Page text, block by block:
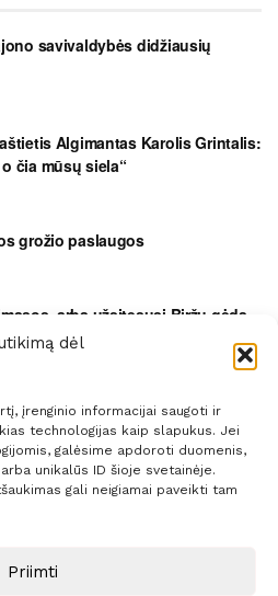
dėl
įrenginio informacijai saugoti ir
technologijas kaip slapukus. Jei
galėsime apdoroti duomenis,
unikalūs ID šioje svetainėje.
gali neigiamai paveikti tam
Priimti
savivaldybės didžiausių
Algimantas Karolis Grintalis:
čia mūsų siela“
grožio paslaugos
arba užsitęsusi Biržų gėda
Taisyklės Kontaktai